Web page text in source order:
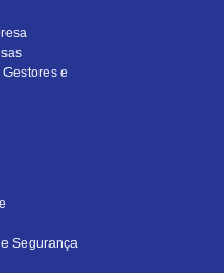
e
Segurança